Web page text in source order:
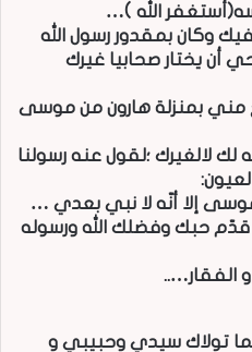
الله )…
وكان بمقدور رسول الله
أن يختار صحابيا غيرك
مني بمنزلة هارون من موسى
لك لالغيرك ؛لقول عنه رسولنا
إلا أنّه لا نبي بعدي …
قدّم حبك وفضلك الله ورسوله
الفقار…..
تولاك سيدي وحبيبي و